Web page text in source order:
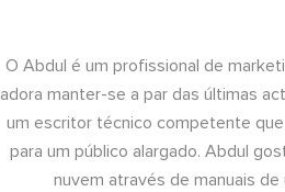
O Abdul é um profissional de
adora manter-se a par das últimas
um escritor técnico competente
para um público alargado. Abdul
nuvem através de manuais